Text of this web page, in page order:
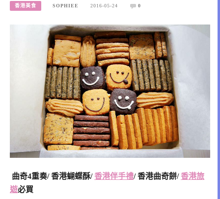
香港美食 SOPHIEE 2016-05-24 0
曲奇4重奏/ 香港蝴蝶酥/香港伴手禮/ 香港曲奇餅/香港旅
遊必買